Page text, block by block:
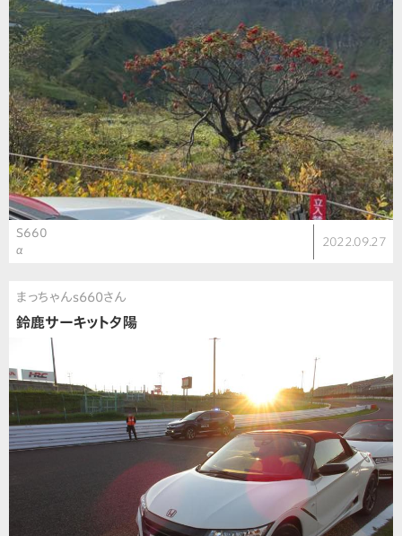
S660
α
2022.09.27
まっちゃんs660さん
鈴鹿サーキット夕陽